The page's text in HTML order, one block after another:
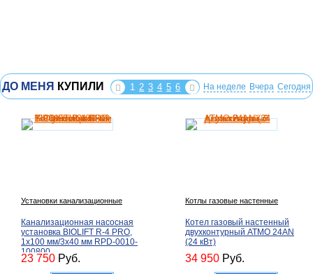
ДО МЕНЯ КУПИЛИ 1 2 3 4 5 6 На неделе Вчера Сегодня
Установки канализационные
Канализационная насосная
установка BIOLIFT R-4 PRO,
1х100 мм/3х40 мм RPD-0010-
100800
23 750 Руб.
Котлы газовые настенные
Котел газовый настенный
двухконтурный ATMO 24AN
(24 кВт)
34 950 Руб.